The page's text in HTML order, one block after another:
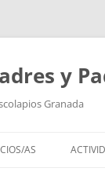
y
Granada
AS